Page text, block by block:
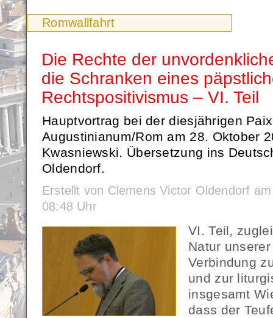
Romwallfahrt
Die Rechte der
die Schranken eines
Rechtspositivismus – VI. Teil
Hauptvortrag bei der diesjährigen
Augustinianum/Rom am 28. Oktober
Kwasniewski. Übersetzung ins
Oldendorf.
Erstellt von Clemens Victor Oldendorf
08:48 Uhr
VI. Teil,
Natur
Verbindung
und zur
insgesamt
dass der